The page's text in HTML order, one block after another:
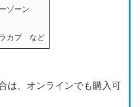
ゾーン
ラカプ など
は、オンラインでも購入可